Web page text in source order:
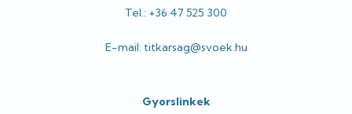
Tel.: +36 47 525 300
E-mail: titkarsag@svoek.hu
Gyorslinkek